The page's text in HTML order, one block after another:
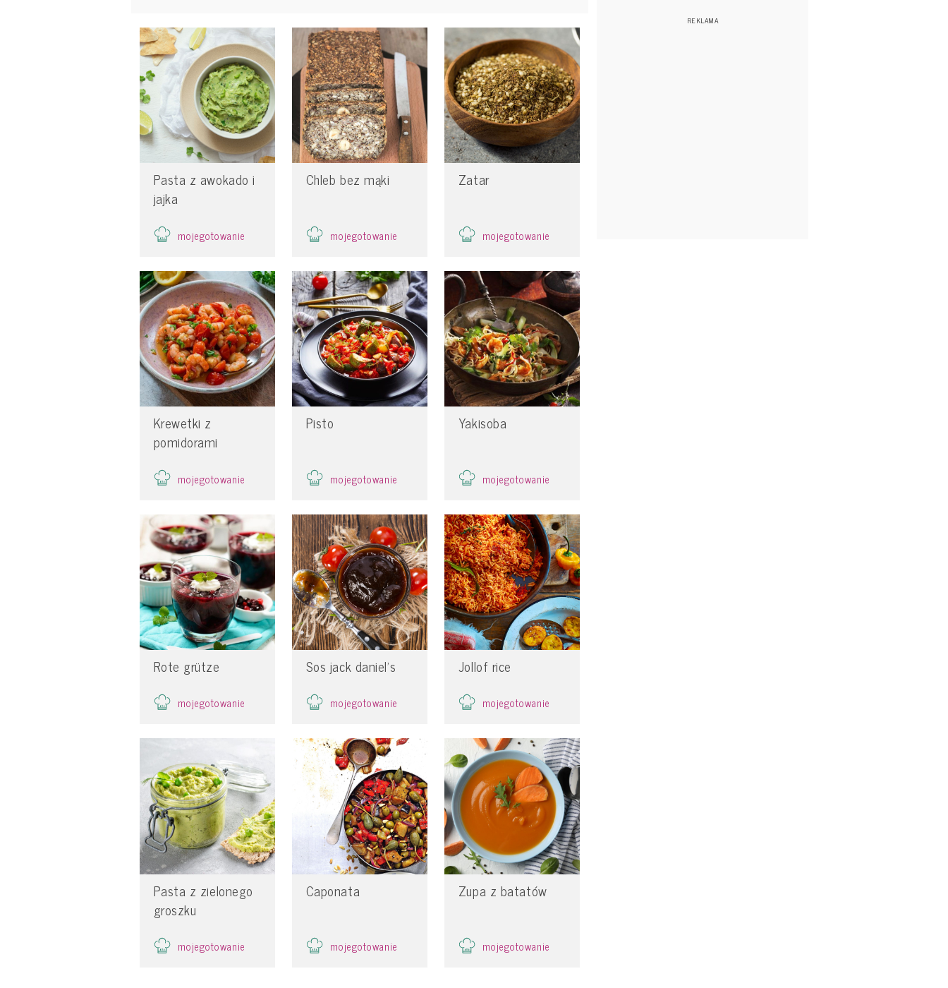
Pasta z awokado i
jajka
mojegotowanie
Chleb bez mąki
mojegotowanie
Zatar
mojegotowanie
Krewetki z
pomidorami
mojegotowanie
Pisto
mojegotowanie
Yakisoba
mojegotowanie
Rote grütze
mojegotowanie
Sos jack daniel’s
mojegotowanie
Jollof rice
mojegotowanie
Pasta z zielonego
groszku
mojegotowanie
Caponata
mojegotowanie
Zupa z batatów
mojegotowanie